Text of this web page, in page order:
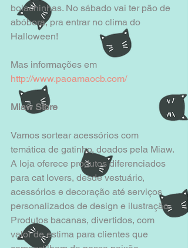
bolachinhas. No sábado vai ter pão de
abóbora, pra entrar no clima do
Halloween!
Mas informações em
http://www.paoamaocb.com/
Miaw Store
Vamos sortear acessórios com
temática de gatinho, doados pela Miaw.
A loja oferece produtos diferenciados
para cat lovers, desde vestuário,
acessórios e decoração até serviços
personalizados de design e ilustração.
Produtos bacanas, divertidos, com
valor de estima para clientes que